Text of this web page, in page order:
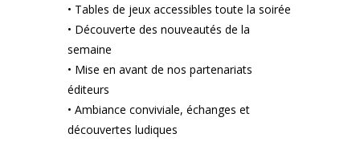
• Tables de jeux accessibles toute la soirée
• Découverte des nouveautés de la
semaine
• Mise en avant de nos partenariats
éditeurs
• Ambiance conviviale, échanges et
découvertes ludiques